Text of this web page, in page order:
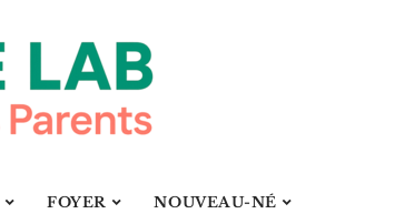
FOYER NOUVEAU-NÉ